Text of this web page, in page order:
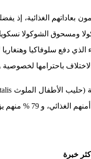
بعاداتهم الغذائية،
الذي دفع سلوفاكيا
الاختلاف باحترامها
وهو ما يفسر انتظارات ومتطلبات المستهلكين فيما يتعلق بالجودة.
خبرة